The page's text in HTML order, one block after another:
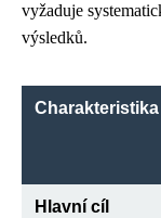
vyžaduje
výsledků.
Charakteristika
Hlavní cíl